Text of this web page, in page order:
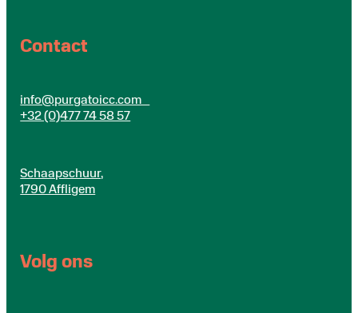
Contact
info@purgatoicc.com
+32 (0)477 74 58 57
Schaapschuur,
1790 Affligem
Volg ons